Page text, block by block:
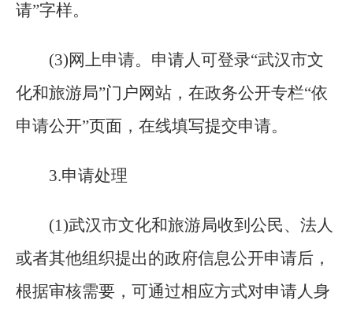
请”字样。
(3)网上申请。申请人可登录“武汉市文
化和旅游局”门户网站，在政务公开专栏“依
申请公开”页面，在线填写提交申请。
3.申请处理
(1)武汉市文化和旅游局收到公民、法人
或者其他组织提出的政府信息公开申请后，
根据审核需要，可通过相应方式对申请人身